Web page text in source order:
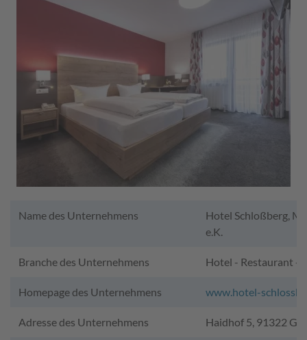
Name des Unternehmens
Hotel Schloßberg,
e.K.
Branche des Unternehmens Hotel - Restaurant -
Homepage des Unternehmens www.hotel-
Adresse des Unternehmens Haidhof 5, 91322